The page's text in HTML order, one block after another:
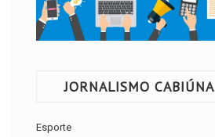
JORNALISMO CABIÚNA
Esporte